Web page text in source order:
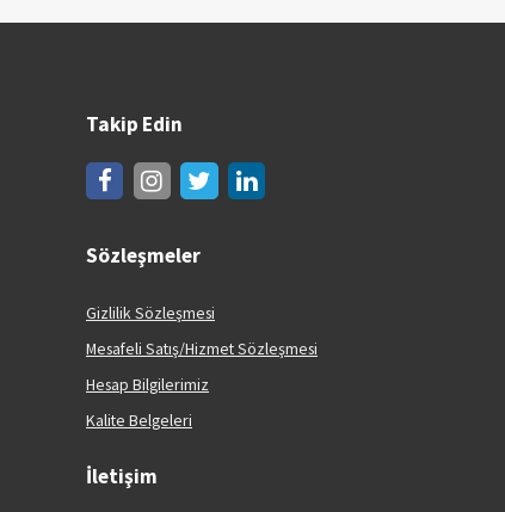
Takip Edin
Sözleşmeler
Gizlilik Sözleşmesi
Mesafeli Satış/Hizmet Sözleşmesi
Hesap Bilgilerimiz
Kalite Belgeleri
İletişim